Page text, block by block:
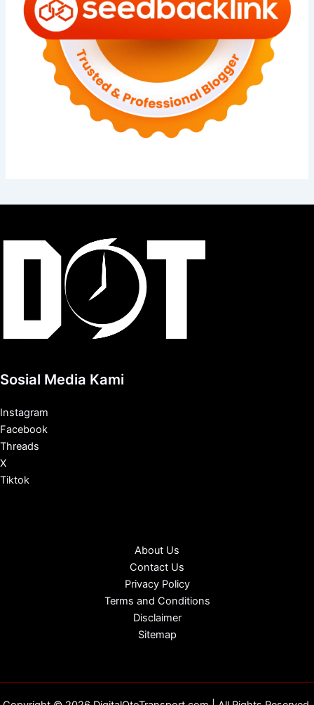
Sosial Media Kami
Instagram
Facebook
Threads
X
Tiktok
About Us
Contact Us
Privacy Policy
Terms and Conditions
Disclaimer
Sitemap